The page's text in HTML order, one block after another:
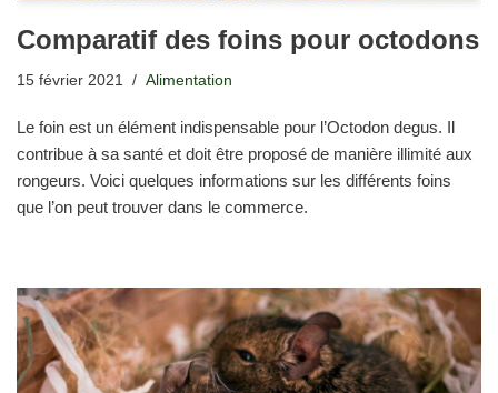
Comparatif des foins pour octodons
15 février 2021 Alimentation
Le foin est un élément indispensable pour l’Octodon degus. Il
contribue à sa santé et doit être proposé de manière illimité aux
rongeurs. Voici quelques informations sur les différents foins
que l’on peut trouver dans le commerce.